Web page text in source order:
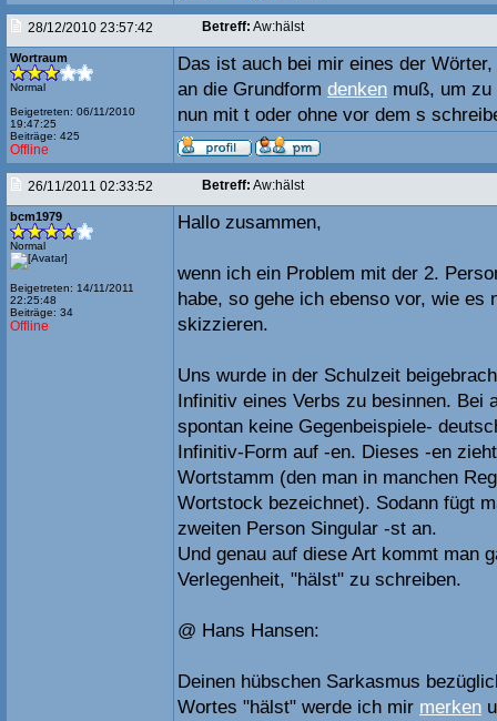
28/12/2010 23:57:42 Betreff: Aw:hälst
Wortraum
Normal
Beigetreten: 06/11/2010
19:47:25
Beiträge: 425
Offline
Das ist auch bei mir eines der
an die Grundform denken muß, um
nun mit t oder ohne vor dem s
26/11/2011 02:33:52 Betreff: Aw:hälst
bcm1979
Normal
Beigetreten: 14/11/2011
22:25:48
Beiträge: 34
Offline
Hallo zusammen,
wenn ich ein Problem mit der 2.
habe, so gehe ich ebenso vor, wie es
skizzieren.
Uns wurde in der Schulzeit
Infinitiv eines Verbs zu besinnen. Bei
spontan keine Gegenbeispiele-
Infinitiv-Form auf -en. Dieses -en
Wortstamm (den man in manchen
Wortstock bezeichnet). Sodann fügt
zweiten Person Singular -st an.
Und genau auf diese Art kommt man
Verlegenheit, "hälst" zu schreiben.
@ Hans Hansen:
Deinen hübschen Sarkasmus
Wortes "hälst" werde ich mir merken